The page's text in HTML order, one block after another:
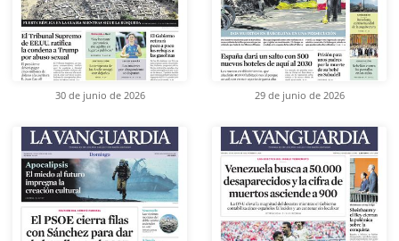
30 de junio de 2026 29 de junio de 2026